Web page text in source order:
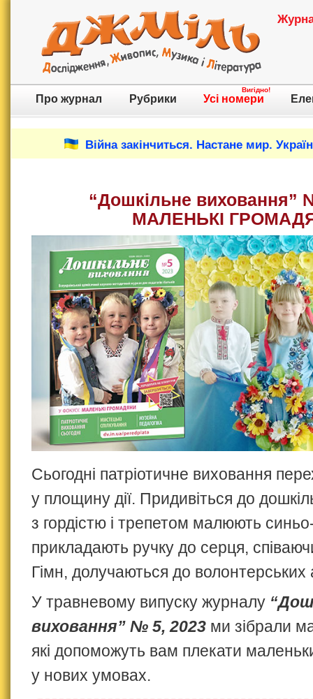
Про журнал Рубрики Усі номери
Вигідно!
Війна закінчиться. Настане мир.
“Дошкільне виховання”
МАЛЕНЬКІ
Сьогодні патріотичне виховання
у площину дії. Придивіться до
з гордістю і трепетом малюють
прикладають ручку до серця,
Гімн, долучаються до волонтерських
У травневому випуску журналу
виховання” № 5, 2023 ми зібрали
які допоможуть вам плекати
у нових умовах.